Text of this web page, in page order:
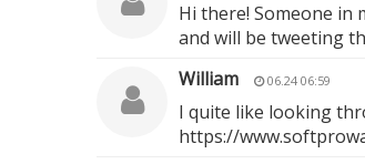
Hi there! Someone in
and will be tweeting
William
06.24 06:59
I quite like looking
https://